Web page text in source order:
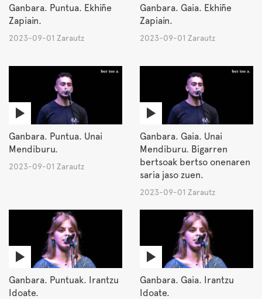
Ganbara. Puntua. Ekhiñe
Zapiain.
2023-09-01 Zarautz
Ganbara. Gaia. Ekhiñe
Zapiain.
2023-09-01 Zarautz
Ganbara. Puntua. Unai
Mendiburu.
2023-09-01 Zarautz
Ganbara. Gaia. Unai
Mendiburu. Bigarren
bertsoak bertso onenaren
saria jaso zuen.
2023-09-01 Zarautz
Ganbara. Puntuak. Irantzu
Idoate.
Ganbara. Gaia. Irantzu
Idoate.